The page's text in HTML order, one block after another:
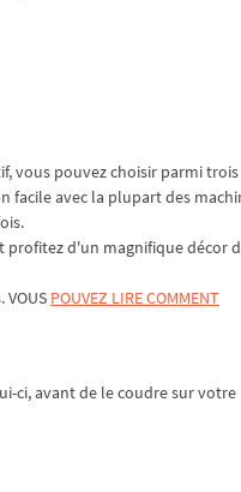
vous pouvez choisir parmi trois
avec la plupart des
profitez d'un magnifique décor
POUVEZ LIRE COMMENT
ci, avant de le coudre sur votre